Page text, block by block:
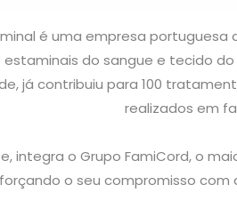
é uma empresa portuguesa
estaminais do sangue e tecido
já contribuiu para 100
realizados em
integra o Grupo FamiCord, o
o seu compromisso com